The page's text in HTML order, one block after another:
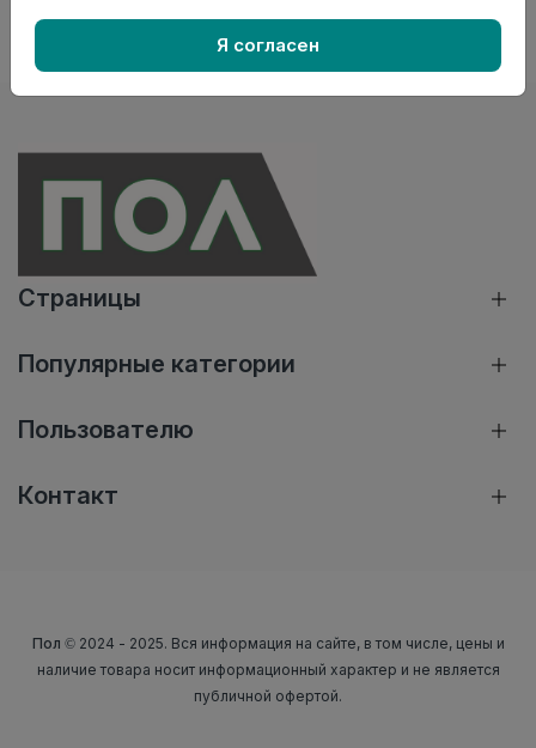
в момент приобретения товара.
Страницы
Популярные категории
Пользователю
Контакт
Пол © 2024 - 2025. Вся информация на сайте, в том числе, цены и
наличие товара носит информационный характер и не является
публичной офертой.
Я согласен